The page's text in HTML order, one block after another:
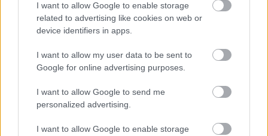
I want to allow Google to enable storage
related to advertising like cookies on web or
device identifiers in apps.
I want to allow my user data to be sent to
Google for online advertising purposes.
I want to allow Google to send me
personalized advertising.
I want to allow Google to enable storage
Végül is, melyik porról beszélünk? Arról, ami zavar, ha
a szemünkbe fújja a szél? Vagy arról, ami a
mindkettőről egyszerre.
Vannak jogaid kedves diák, élj vele
tudatosan!
TörökÁkos•2019. november 23.